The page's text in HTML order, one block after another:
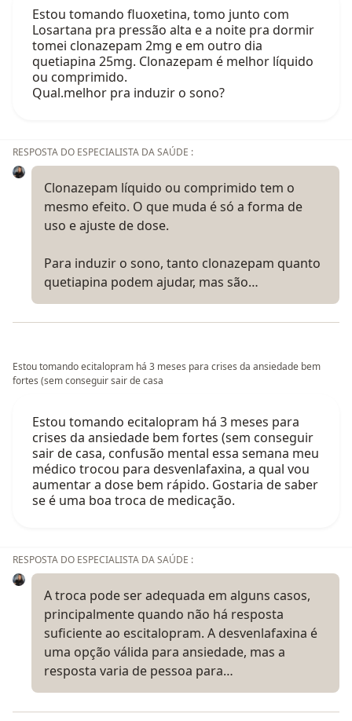
Estou tomando fluoxetina, tomo junto com
Losartana pra pressão alta e a noite pra dormir
tomei clonazepam 2mg e em outro dia
quetiapina 25mg. Clonazepam é melhor líquido
ou comprimido.
Qual.melhor pra induzir o sono?
RESPOSTA DO ESPECIALISTA DA SAÚDE :
Clonazepam líquido ou comprimido tem o
mesmo efeito. O que muda é só a forma de
uso e ajuste de dose.
Para induzir o sono, tanto clonazepam quanto
quetiapina podem ajudar, mas são…
Estou tomando ecitalopram há 3 meses para crises da ansiedade bem
fortes (sem conseguir sair de casa
Estou tomando ecitalopram há 3 meses para
crises da ansiedade bem fortes (sem conseguir
sair de casa, confusão mental essa semana meu
médico trocou para desvenlafaxina, a qual vou
aumentar a dose bem rápido. Gostaria de saber
se é uma boa troca de medicação.
RESPOSTA DO ESPECIALISTA DA SAÚDE :
A troca pode ser adequada em alguns casos,
principalmente quando não há resposta
suficiente ao escitalopram. A desvenlafaxina é
uma opção válida para ansiedade, mas a
resposta varia de pessoa para…